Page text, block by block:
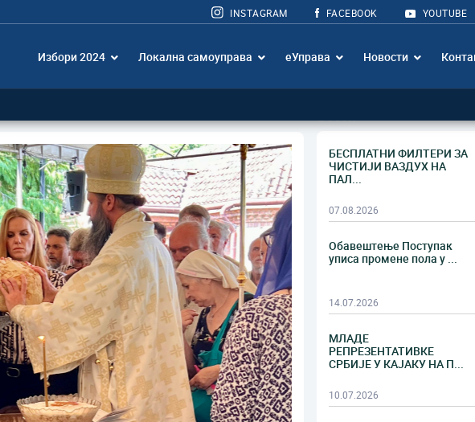
INSTAGRAM FACEBOOK YOUTUBE
Избори 2024 Локална самоуправа еУправа Новости
Вести
БЕСПЛАТНИ ФИЛТЕРИ ЗА
ЧИСТИЈИ ВАЗДУХ НА
ПАЛ...
07.08.2026
Обавештење Поступак
уписа промене пола у ...
14.07.2026
МЛАДЕ
РЕПРЕЗЕНТАТИВКЕ
СРБИЈЕ У КАЈАКУ НА П...
10.07.2026